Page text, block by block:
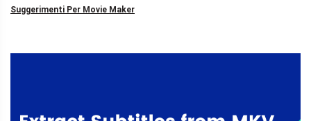
Suggerimenti Per Movie Maker